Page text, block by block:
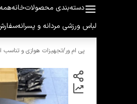
دسته‌بندی محصولاتخانه
لباس ورزشی مردانه و پسرانه
پی ام ور/تجهیزات هوازی و تناسب